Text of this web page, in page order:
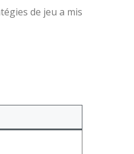
de jeu a mis